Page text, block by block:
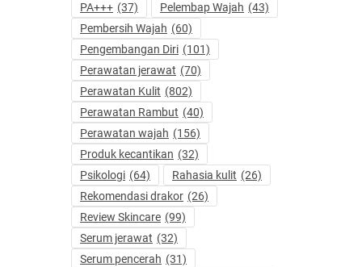
PA+++ (37) Pelembap Wajah (43)
Pembersih Wajah (60)
Pengembangan Diri (101)
Perawatan jerawat (70)
Perawatan Kulit (802)
Perawatan Rambut (40)
Perawatan wajah (156)
Produk kecantikan (32)
Psikologi (64) Rahasia kulit (26)
Rekomendasi drakor (26)
Review Skincare (99)
Serum jerawat (32)
Serum pencerah (31)